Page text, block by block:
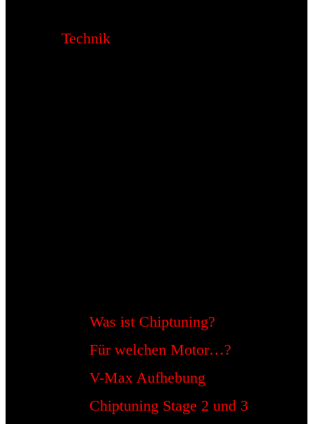
Technik
Was ist Chiptuning?
Für welchen Motor…?
V-Max Aufhebung
Chiptuning Stage 2 und 3